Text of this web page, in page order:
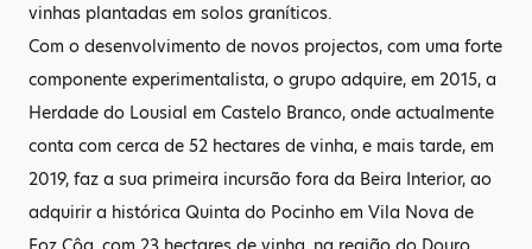
vinhas plantadas em solos graníticos.
Com o desenvolvimento de novos projectos, com uma forte
componente experimentalista, o grupo adquire, em 2015, a
Herdade do Lousial em Castelo Branco, onde actualmente
conta com cerca de 52 hectares de vinha, e mais tarde, em
2019, faz a sua primeira incursão fora da Beira Interior, ao
adquirir a histórica Quinta do Pocinho em Vila Nova de